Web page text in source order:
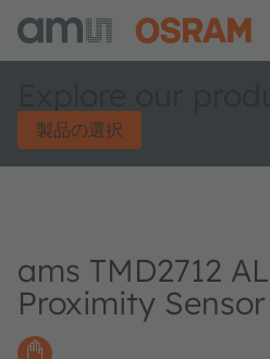
製品の選択
ams TMD2712
Proximity Sensor